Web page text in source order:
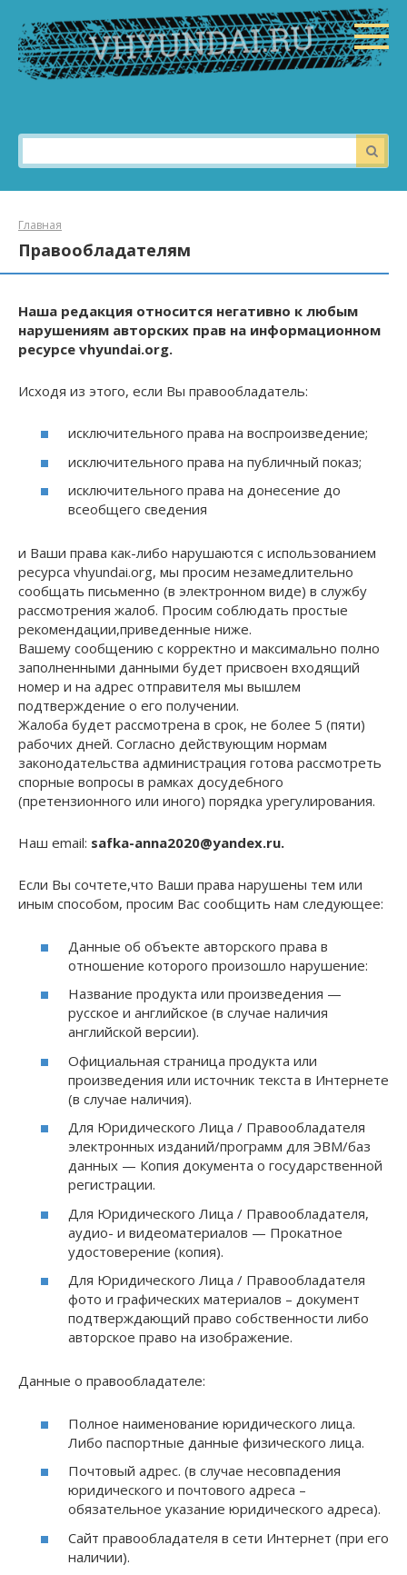
контенту
Поиск:
Главная
Правообладателям
Наша редакция относится негативно к любым
нарушениям авторских прав на информационном
ресурсе vhyundai.org.
Исходя из этого, если Вы правообладатель:
исключительного права на воспроизведение;
исключительного права на публичный показ;
исключительного права на донесение до
всеобщего сведения
и Ваши права как-либо нарушаются с использованием
ресурса vhyundai.org, мы просим незамедлительно
сообщать письменно (в электронном виде) в службу
рассмотрения жалоб. Просим соблюдать простые
рекомендации,приведенные ниже.
Вашему сообщению с корректно и максимально полно
заполненными данными будет присвоен входящий
номер и на адрес отправителя мы вышлем
подтверждение о его получении.
Жалоба будет рассмотрена в срок, не более 5 (пяти)
рабочих дней. Согласно действующим нормам
законодательства администрация готова рассмотреть
спорные вопросы в рамках досудебного
(претензионного или иного) порядка урегулирования.
Наш email: safka-anna2020@yandex.ru.
Если Вы сочтете,что Ваши права нарушены тем или
иным способом, просим Вас сообщить нам следующее:
Данные об объекте авторского права в
отношение которого произошло нарушение:
Название продукта или произведения —
русское и английское (в случае наличия
английской версии).
Официальная страница продукта или
произведения или источник текста в Интернете
(в случае наличия).
Для Юридического Лица / Правообладателя
электронных изданий/программ для ЭВМ/баз
данных — Копия документа о государственной
регистрации.
Для Юридического Лица / Правообладателя,
аудио- и видеоматериалов — Прокатное
удостоверение (копия).
Для Юридического Лица / Правообладателя
фото и графических материалов – документ
подтверждающий право собственности либо
авторское право на изображение.
Данные о правообладателе:
Полное наименование юридического лица.
Либо паспортные данные физического лица.
Почтовый адрес. (в случае несовпадения
юридического и почтового адреса –
обязательное указание юридического адреса).
Сайт правообладателя в сети Интернет (при его
наличии).